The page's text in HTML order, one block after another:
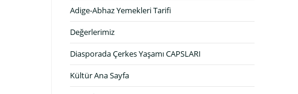
Adige-Abhaz Yemekleri Tarifi
Değerlerimiz
Diasporada Çerkes Yaşamı CAPSLARI
Kültür Ana Sayfa